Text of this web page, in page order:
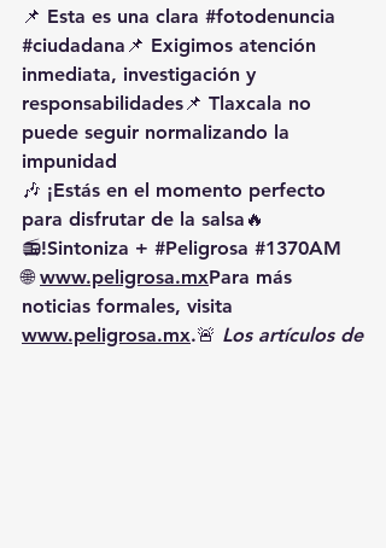
📌 Esta es una clara #fotodenuncia
#ciudadana 📌 Exigimos atención
inmediata, investigación y
responsabilidades 📌 Tlaxcala no
puede seguir normalizando la
impunidad
🎶 ¡Estás en el momento perfecto
para disfrutar de la salsa🔥
📻!Sintoniza + #Peligrosa #1370AM
🌐 www.peligrosa.mxPara más
noticias formales, visita
www.peligrosa.mx.🚨 Los artículos de